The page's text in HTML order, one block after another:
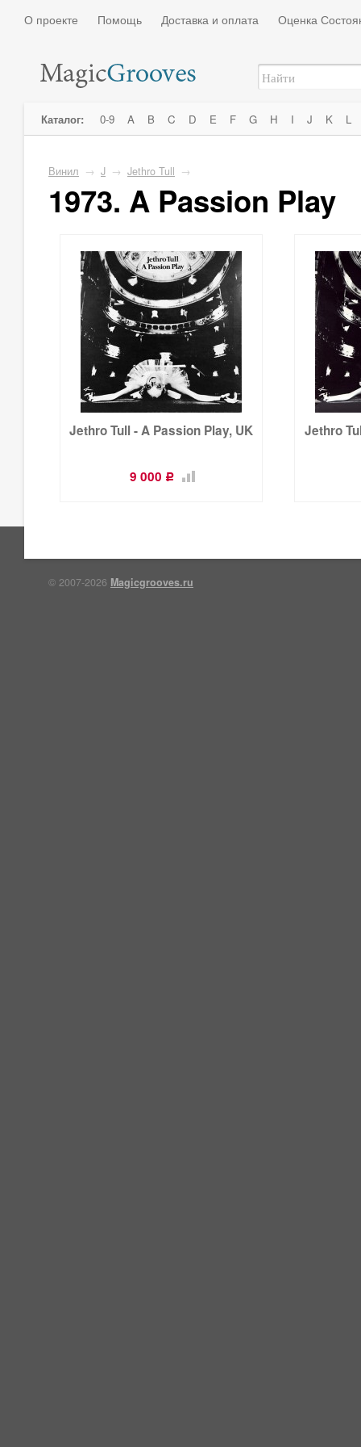
О проекте Помощь Доставка и оплата Оценка
Каталог: 0-9 A B C D E F G H I J K L
Винил → J → Jethro Tull →
1973. A Passion Play
Jethro Tull - A Passion Play, UK
9 000 Р
Jethro
© 2007-2026 Magicgrooves.ru